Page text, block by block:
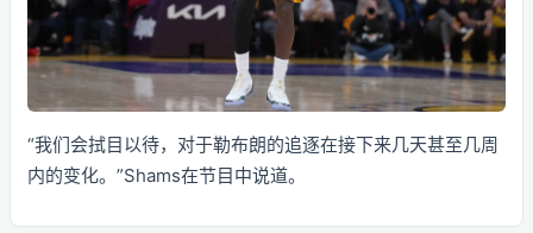
“我们会拭目以待，对于勒布朗的追逐在接下来几天甚至几周
内的变化。”Shams在节目中说道。